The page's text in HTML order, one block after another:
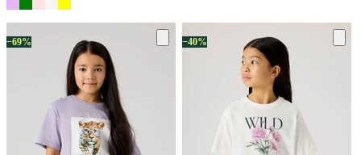
−69% −40%